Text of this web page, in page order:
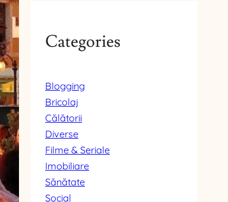
Categories
Blogging
Bricolaj
Călătorii
Diverse
Filme & Seriale
Imobiliare
Sănătate
Social